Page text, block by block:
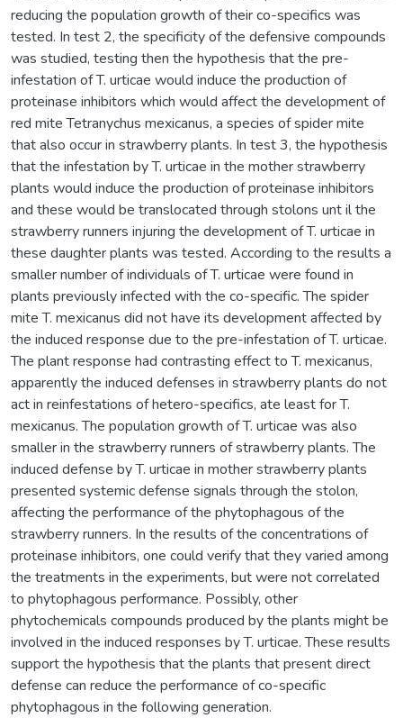
reducing the population growth of their co-specifics was
tested. In test 2, the specificity of the defensive compounds
was studied, testing then the hypothesis that the pre-
infestation of T. urticae would induce the production of
proteinase inhibitors which would affect the development of
red mite Tetranychus mexicanus, a species of spider mite
that also occur in strawberry plants. In test 3, the hypothesis
that the infestation by T. urticae in the mother strawberry
plants would induce the production of proteinase inhibitors
and these would be translocated through stolons unt il the
strawberry runners injuring the development of T. urticae in
these daughter plants was tested. According to the results a
smaller number of individuals of T. urticae were found in
plants previously infected with the co-specific. The spider
mite T. mexicanus did not have its development affected by
the induced response due to the pre-infestation of T. urticae.
The plant response had contrasting effect to T. mexicanus,
apparently the induced defenses in strawberry plants do not
act in reinfestations of hetero-specifics, ate least for T.
mexicanus. The population growth of T. urticae was also
smaller in the strawberry runners of strawberry plants. The
induced defense by T. urticae in mother strawberry plants
presented systemic defense signals through the stolon,
affecting the performance of the phytophagous of the
strawberry runners. In the results of the concentrations of
proteinase inhibitors, one could verify that they varied among
the treatments in the experiments, but were not correlated
to phytophagous performance. Possibly, other
phytochemicals compounds produced by the plants might be
involved in the induced responses by T. urticae. These results
support the hypothesis that the plants that present direct
defense can reduce the performance of co-specific
phytophagous in the following generation.